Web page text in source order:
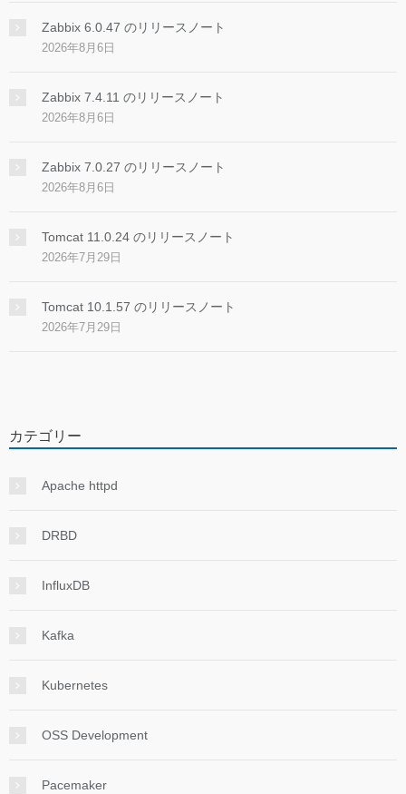
Zabbix 6.0.47 のリリースノート
2026年8月6日
Zabbix 7.4.11 のリリースノート
2026年8月6日
Zabbix 7.0.27 のリリースノート
2026年8月6日
Tomcat 11.0.24 のリリースノート
2026年7月29日
Tomcat 10.1.57 のリリースノート
2026年7月29日
カテゴリー
Apache httpd
DRBD
InfluxDB
Kafka
Kubernetes
OSS Development
Pacemaker